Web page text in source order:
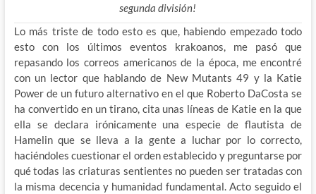
segunda división!
Lo más triste de todo esto es que, habiendo empezado todo
esto con los últimos eventos krakoanos, me pasó que
repasando los correos americanos de la época, me encontré
con un lector que hablando de New Mutants 49 y la Katie
Power de un futuro alternativo en el que Roberto DaCosta se
ha convertido en un tirano, cita unas líneas de Katie en la que
ella se declara irónicamente una especie de flautista de
Hamelin que se lleva a la gente a luchar por lo correcto,
haciéndoles cuestionar el orden establecido y preguntarse por
qué todas las criaturas sentientes no pueden ser tratadas con
la misma decencia y humanidad fundamental. Acto seguido el